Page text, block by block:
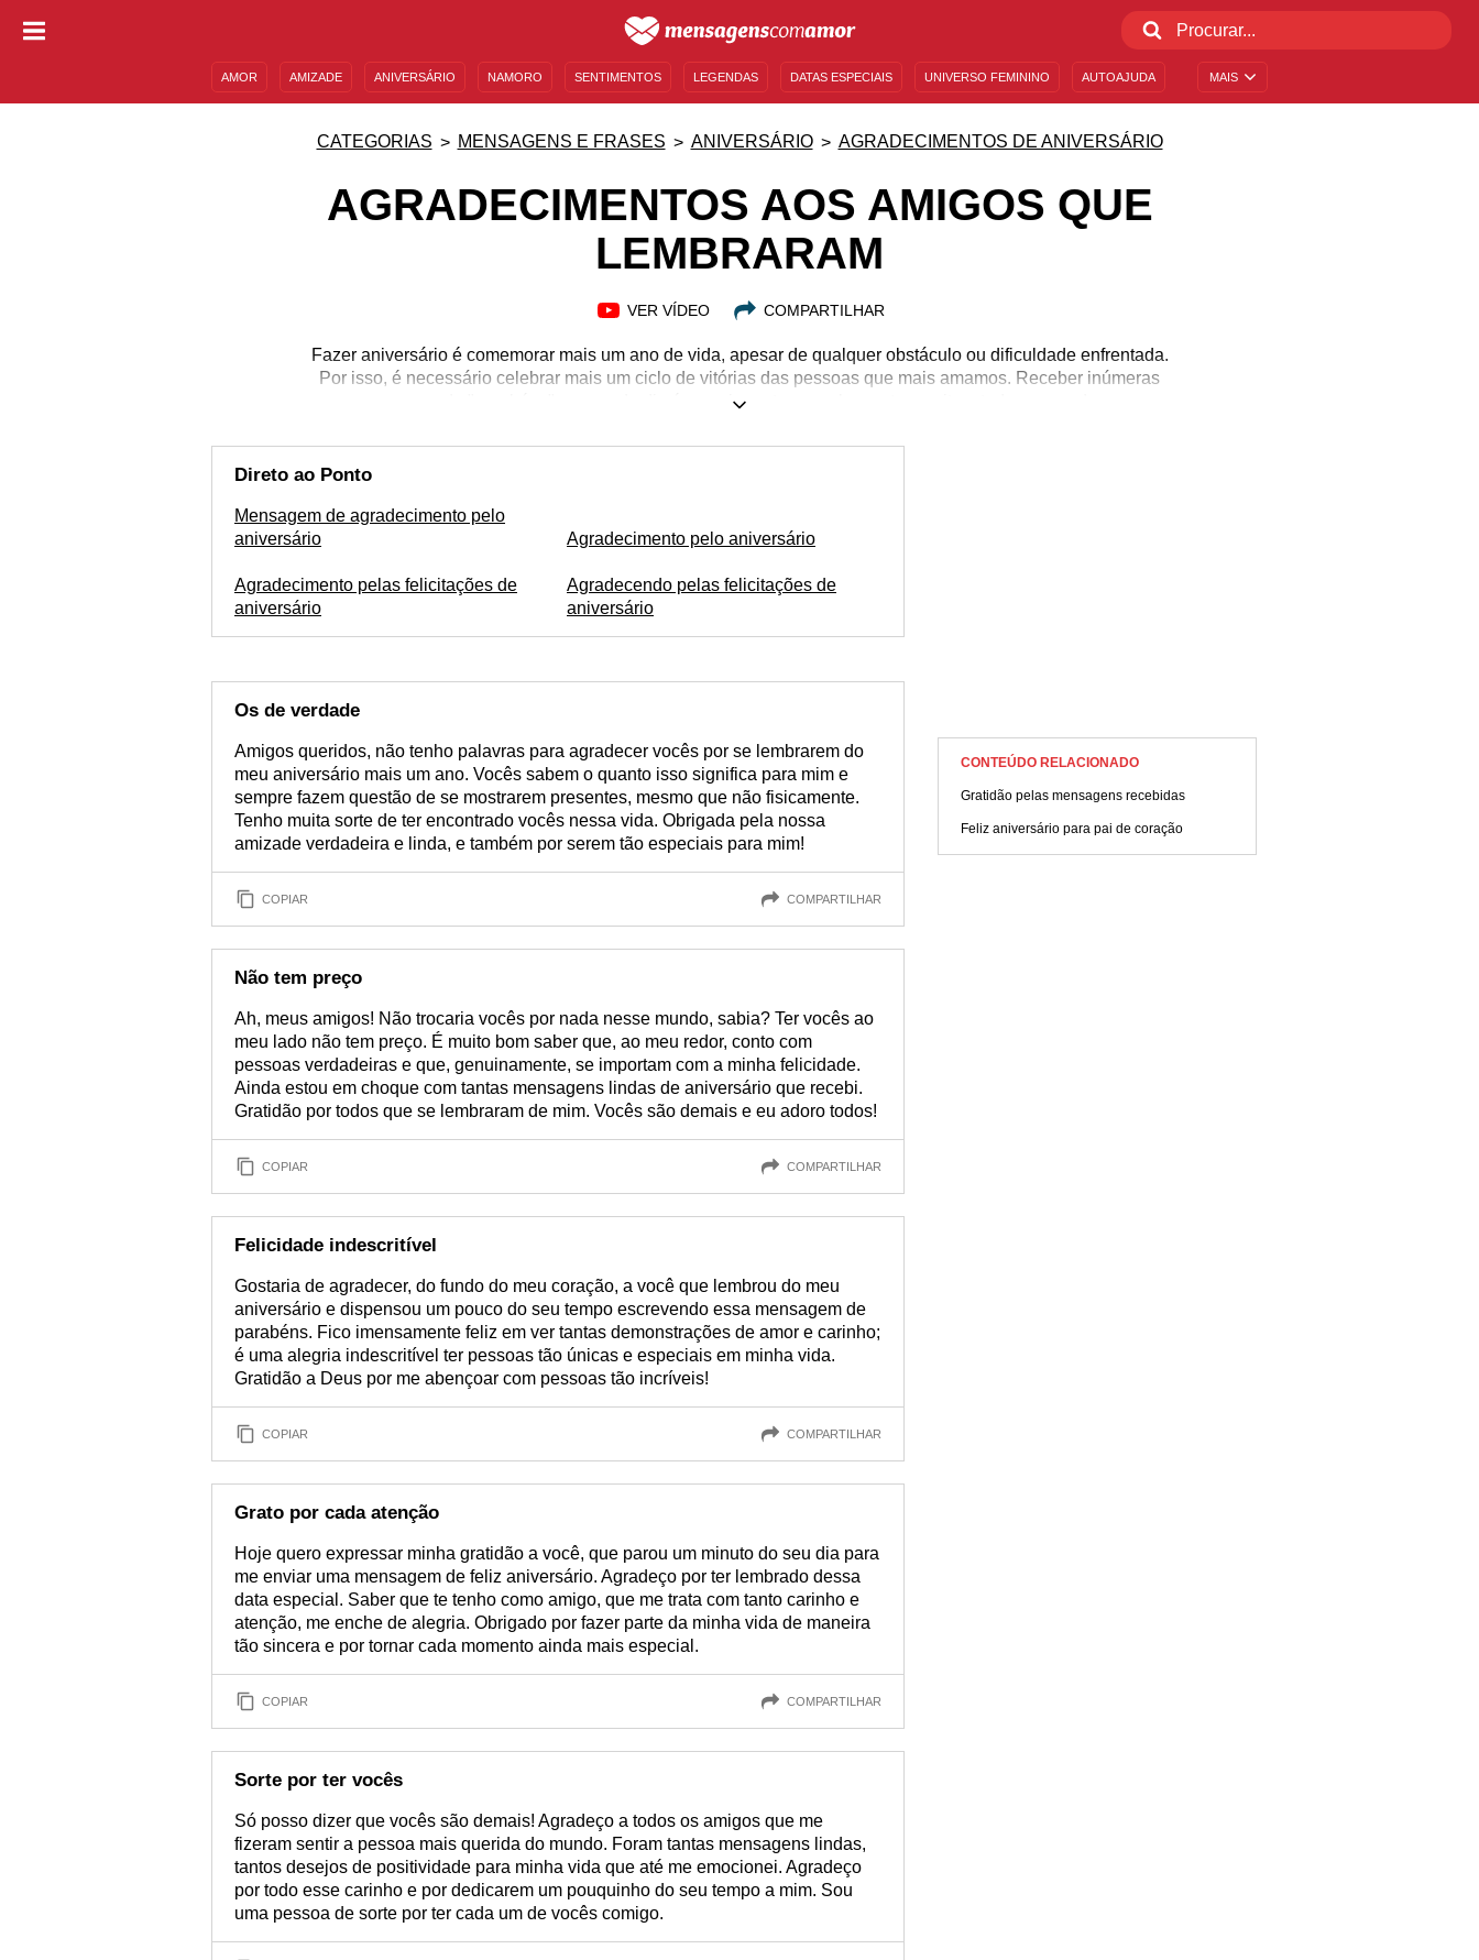
MAIS
AMOR AMIZADE ANIVERSÁRIO NAMORO SENTIMENTOS LEGENDAS DATAS ESPECIAIS UNIVERSO FEMININO AUTOAJUDA
CATEGORIAS MENSAGENS E FRASES ANIVERSÁRIO AGRADECIMENTOS DE ANIVERSÁRIO
AGRADECIMENTOS AOS AMIGOS QUE
LEMBRARAM
VER VÍDEO COMPARTILHAR
Fazer aniversário é comemorar mais um ano de vida, apesar de qualquer obstáculo ou dificuldade enfrentada.
Por isso, é necessário celebrar mais um ciclo de vitórias das pessoas que mais amamos. Receber inúmeras
mensagens de "parabéns" no grande dia é emocionante; as palavras transmitem todo o amor de que
elas têm grande importância na sua vida, assim como você tem na delas. Inspire-se nesses agradecimentos aos
Direto ao Ponto
Mensagem de agradecimento pelo
aniversário
Agradecimento pelas felicitações de
aniversário
Agradecimento pelo aniversário
Agradecendo pelas felicitações de
aniversário
Os de verdade
Amigos queridos, não tenho palavras para agradecer vocês por se lembrarem do
meu aniversário mais um ano. Vocês sabem o quanto isso significa para mim e
sempre fazem questão de se mostrarem presentes, mesmo que não fisicamente.
Tenho muita sorte de ter encontrado vocês nessa vida. Obrigada pela nossa
amizade verdadeira e linda, e também por serem tão especiais para mim!
COPIAR COMPARTILHAR
Não tem preço
Ah, meus amigos! Não trocaria vocês por nada nesse mundo, sabia? Ter vocês ao
meu lado não tem preço. É muito bom saber que, ao meu redor, conto com
pessoas verdadeiras e que, genuinamente, se importam com a minha felicidade.
Ainda estou em choque com tantas mensagens lindas de aniversário que recebi.
Gratidão por todos que se lembraram de mim. Vocês são demais e eu adoro todos!
COPIAR COMPARTILHAR
Felicidade indescritível
Gostaria de agradecer, do fundo do meu coração, a você que lembrou do meu
aniversário e dispensou um pouco do seu tempo escrevendo essa mensagem de
parabéns. Fico imensamente feliz em ver tantas demonstrações de amor e carinho;
é uma alegria indescritível ter pessoas tão únicas e especiais em minha vida.
Gratidão a Deus por me abençoar com pessoas tão incríveis!
COPIAR COMPARTILHAR
Grato por cada atenção
Hoje quero expressar minha gratidão a você, que parou um minuto do seu dia para
me enviar uma mensagem de feliz aniversário. Agradeço por ter lembrado dessa
data especial. Saber que te tenho como amigo, que me trata com tanto carinho e
atenção, me enche de alegria. Obrigado por fazer parte da minha vida de maneira
tão sincera e por tornar cada momento ainda mais especial.
COPIAR COMPARTILHAR
Sorte por ter vocês
Só posso dizer que vocês são demais! Agradeço a todos os amigos que me
fizeram sentir a pessoa mais querida do mundo. Foram tantas mensagens lindas,
tantos desejos de positividade para minha vida que até me emocionei. Agradeço
por todo esse carinho e por dedicarem um pouquinho do seu tempo a mim. Sou
uma pessoa de sorte por ter cada um de vocês comigo.
CONTEÚDO RELACIONADO
Gratidão pelas mensagens recebidas
Feliz aniversário para pai de coração